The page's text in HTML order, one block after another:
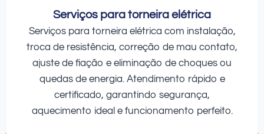
Serviços para torneira elétrica
Serviços para torneira elétrica com instalação,
troca de resistência, correção de mau contato,
ajuste de fiação e eliminação de choques ou
quedas de energia. Atendimento rápido e
certificado, garantindo segurança,
aquecimento ideal e funcionamento perfeito.